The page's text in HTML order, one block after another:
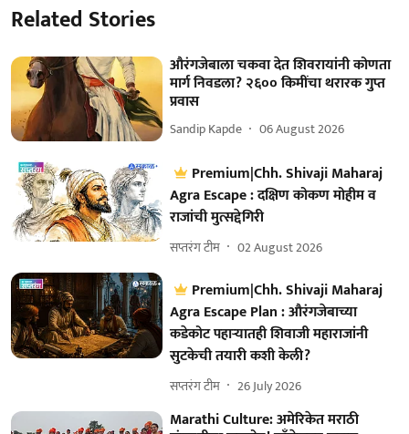
Related Stories
औरंगजेबाला चकवा देत शिवरायांनी कोणता
मार्ग निवडला? २६०० किमींचा थरारक गुप्त
प्रवास
Sandip Kapde 06 August 2026
Premium|Chh. Shivaji Maharaj
Agra Escape : दक्षिण कोकण मोहीम व
राजांची मुत्सद्देगिरी
सप्तरंग टीम 02 August 2026
Premium|Chh. Shivaji Maharaj
Agra Escape Plan : औरंगजेबाच्या
कडेकोट पहाऱ्यातही शिवाजी महाराजांनी
सुटकेची तयारी कशी केली?
सप्तरंग टीम 26 July 2026
Marathi Culture: अमेरिकेत मराठी